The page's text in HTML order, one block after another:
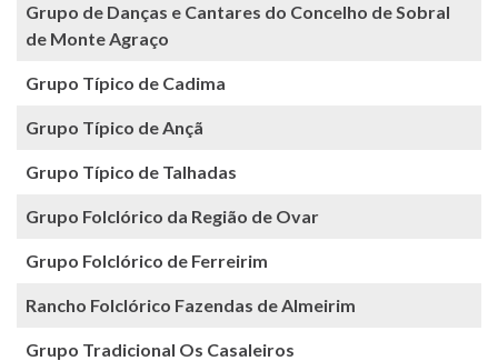
Grupo de Danças e Cantares do Concelho de Sobral
de Monte Agraço
Grupo Típico de Cadima
Grupo Típico de Ançã
Grupo Típico de Talhadas
Grupo Folclórico da Região de Ovar
Grupo Folclórico de Ferreirim
Rancho Folclórico Fazendas de Almeirim
Grupo Tradicional Os Casaleiros